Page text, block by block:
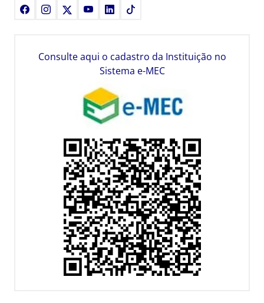
FacebookInstagram YoutubeLinkedIn
Consulte aqui o cadastro da Instituição no
Sistema e-MEC